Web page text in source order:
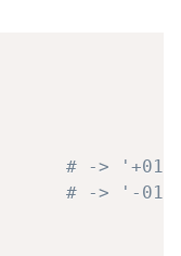
# ->
# -> '-